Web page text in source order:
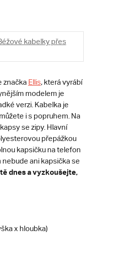
kabelky přes
značka Ellis, která vyrábí
modelem je
verzi. Kabelka je
i s popruhem. Na
se zipy. Hlavní
přepážkou
kapsičku na telefon
ani kapsička se
dnes a vyzkoušejte,
x hloubka)